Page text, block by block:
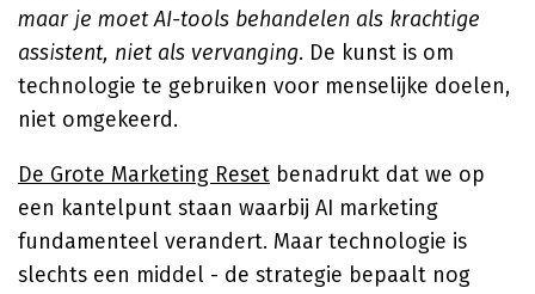
maar je moet AI-tools behandelen als krachtige
assistent, niet als vervanging. De kunst is om
technologie te gebruiken voor menselijke doelen,
niet omgekeerd.
De Grote Marketing Reset benadrukt dat we op
een kantelpunt staan waarbij AI marketing
fundamenteel verandert. Maar technologie is
slechts een middel - de strategie bepaalt nog